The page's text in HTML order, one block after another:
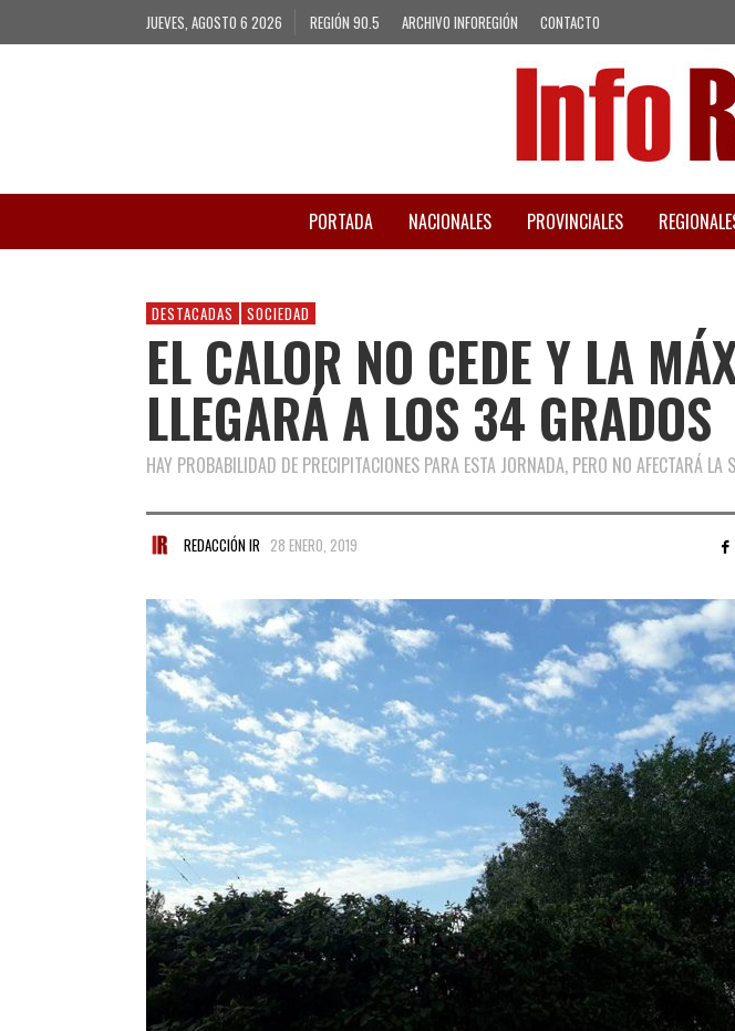
JUEVES, AGOSTO 6 2026 REGIÓN 90.5 ARCHIVO INFOREGIÓN CONTACTO
PORTADA NACIONALES PROVINCIALES
DESTACADAS SOCIEDAD
EL CALOR NO CEDE Y LA
LLEGARÁ A LOS 34 GRADOS
HAY PROBABILIDAD DE PRECIPITACIONES PARA ESTA JORNADA, PERO NO AFECTARÁ LA
REDACCIÓN IR 28 ENERO, 2019